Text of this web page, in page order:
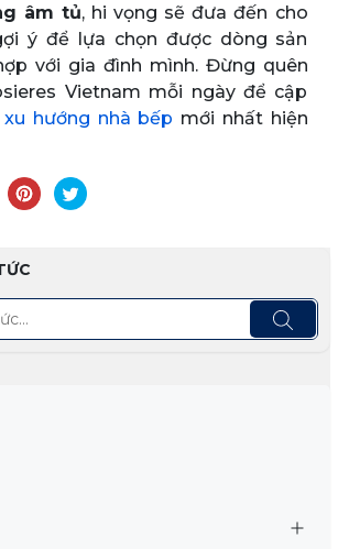
âm tủ, hi vọng sẽ đưa đến cho
ý để lựa chọn được dòng sản
với gia đình mình. Đừng quên
Vietnam mỗi ngày để cập
xu hướng nhà bếp mới nhất hiện